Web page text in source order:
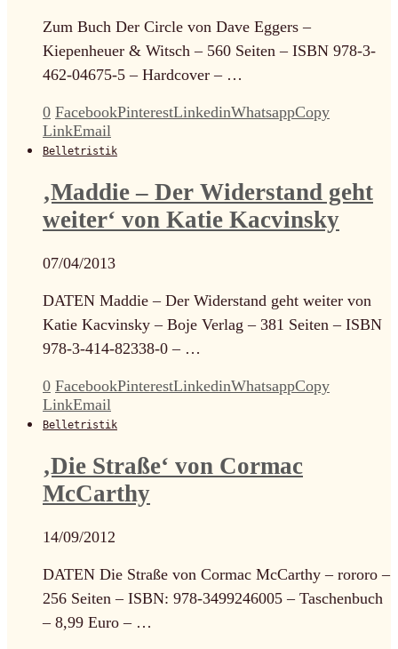
Zum Buch Der Circle von Dave Eggers –
Kiepenheuer & Witsch – 560 Seiten – ISBN 978-3-
462-04675-5 – Hardcover – …
0 FacebookPinterestLinkedinWhatsappCopy
LinkEmail
Belletristik
‚Maddie – Der Widerstand geht
weiter‘ von Katie Kacvinsky
07/04/2013
DATEN Maddie – Der Widerstand geht weiter von
Katie Kacvinsky – Boje Verlag – 381 Seiten – ISBN
978-3-414-82338-0 – …
0 FacebookPinterestLinkedinWhatsappCopy
LinkEmail
Belletristik
‚Die Straße‘ von Cormac
McCarthy
14/09/2012
DATEN Die Straße von Cormac McCarthy – rororo –
256 Seiten – ISBN: 978-3499246005 – Taschenbuch
– 8,99 Euro – …